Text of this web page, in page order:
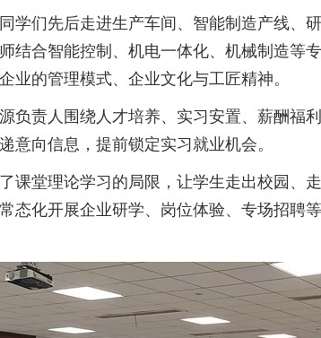
学们先后走进生产车间、智能制造产线、
结合智能控制、机电一体化、机械制造等
业的管理模式、企业文化与工匠精神。
负责人围绕人才培养、实习安置、薪酬福
意向信息，提前锁定实习就业机会。
课堂理论学习的局限，让学生走出校园
态化开展企业研学、岗位体验、专场招聘